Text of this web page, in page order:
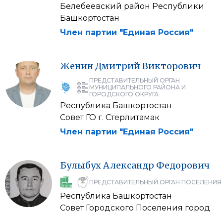
Белебеевский район Республики
Башкортостан
Член партии "Единая Россия"
ЖенинДмитрийВикторович
ПРЕДСТАВИТЕЛЬНЫЙ ОРГАН
МУНИЦИПАЛЬНОГО РАЙОНА И
ГОРОДСКОГО ОКРУГА
Республика Башкортостан
Совет ГО г. Стерлитамак
Член партии "Единая Россия"
БулыбухАлександр Федорович
ПРЕДСТАВИТЕЛЬНЫЙ ОРГАН ПОСЕЛЕНИЯ
Республика Башкортостан
Совет Городского Поселения город